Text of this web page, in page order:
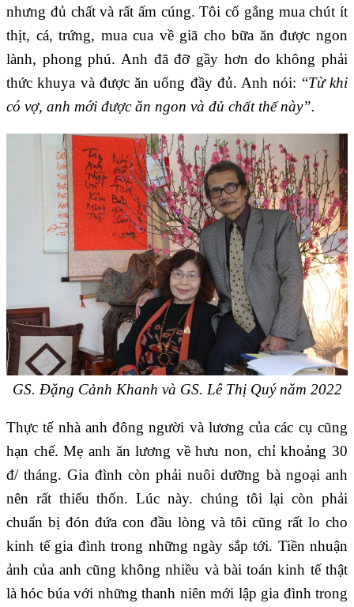
nhưng đủ chất và rất ấm cúng. Tôi cố gắng mua chút ít
thịt, cá, trứng, mua cua về giã cho bữa ăn được ngon
lành, phong phú. Anh đã đỡ gầy hơn do không phải
thức khuya và được ăn uống đầy đủ. Anh nói: “Từ khi
có vợ, anh mới được ăn ngon và đủ chất thế này”.
GS. Đặng Cảnh Khanh và GS. Lê Thị Quý năm 2022
Thực tế nhà anh đông người và lương của các cụ cũng
hạn chế. Mẹ anh ăn lương về hưu non, chỉ khoảng 30
đ/ tháng. Gia đình còn phải nuôi dưỡng bà ngoại anh
nên rất thiếu thốn. Lúc này. chúng tôi lại còn phải
chuẩn bị đón đứa con đầu lòng và tôi cũng rất lo cho
kinh tế gia đình trong những ngày sắp tới. Tiền nhuận
ảnh của anh cũng không nhiều và bài toán kinh tế thật
là hóc búa với những thanh niên mới lập gia đình trong